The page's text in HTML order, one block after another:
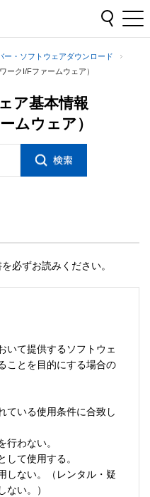
ー・ソフトウェアダウンロード
ークI/Fファームウェア）
ア基本情報
ムウェア）
必ずお読みください。
いて提供するソフトウェ
ことを目的にする場合の
ている使用条件に合致し
行わない。
して使用する。
しない。（レンタル・疑
ない。）